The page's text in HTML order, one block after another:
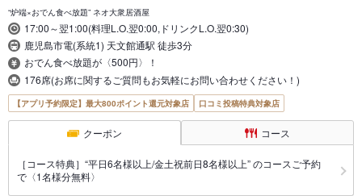
“炉端×おでん食べ放題” ネオ大衆居酒屋
17:00～翌1:00(料理L.O.翌0:00,ドリンクL.O.翌0:30)
鹿児島市電(系統1) 天文館通駅 徒歩3分
おでん食べ放題が〈500円〉！
176席(お席に関するご質問もお気軽にお問い合わせください！)
【アプリ予約限定】最大800ポイント還元対象店 口コミ投稿特典対象店
クーポン コース
［コース特典］“平日6名様以上/金土祝前日8名様以上” のコースご予約
で〈1名様分無料〉